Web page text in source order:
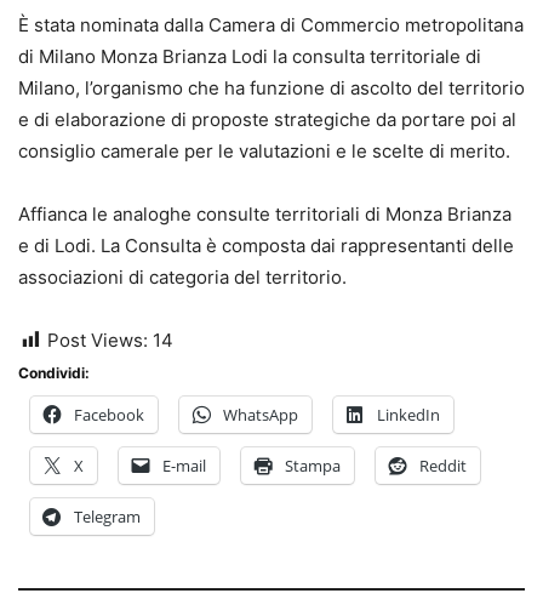
È stata nominata dalla Camera di Commercio metropolitana
di Milano Monza Brianza Lodi la consulta territoriale di
Milano, l’organismo che ha funzione di ascolto del territorio
e di elaborazione di proposte strategiche da portare poi al
consiglio camerale per le valutazioni e le scelte di merito.
Affianca le analoghe consulte territoriali di Monza Brianza
e di Lodi. La Consulta è composta dai rappresentanti delle
associazioni di categoria del territorio.
Post Views: 14
Condividi:
Facebook WhatsApp LinkedIn
X E-mail Stampa Reddit
Telegram